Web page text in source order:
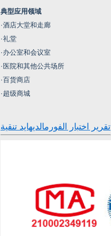
典型应用领域
·酒店大堂和走廊
·礼堂
·办公室和会议室
·医院和其他公共场所
·百货商店
·超级商城
تقرير اختبار الفورمالديهايد تنقية